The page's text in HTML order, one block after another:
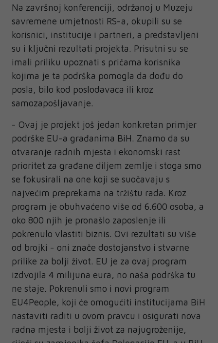
Na završnoj konferenciji, održanoj u Muzeju
savremene umjetnosti RS-a, okupili su se
korisnici, institucije i partneri, a predstavljeni
su i ključni rezultati projekta. Prisutni su se
imali priliku upoznati s pričama korisnika
kojima je ta podrška pomogla da dođu do
posla, bilo kod poslodavaca ili kroz
samozapošljavanje.
- Ovaj je projekt još jedan konkretan primjer
podrške EU-a građanima BiH. Znamo da su
otvaranje radnih mjesta i ekonomski rast
prioritet za građane diljem zemlje i stoga smo
se fokusirali na one koji se suočavaju s
najvećim preprekama na tržištu rada. Kroz
program je obuhvaćeno više od 6.600 osoba, a
oko 800 njih je pronašlo zaposlenje ili
pokrenulo vlastiti biznis. Ovi rezultati su više
od brojki - oni znače dostojanstvo i stvarne
prilike za bolji život. EU je za ovaj program
izdvojila 4 milijuna eura, no naša podrška tu
ne staje. Pokrenuli smo i novi program
EU4People, koji će omogućiti institucijama BiH
nastaviti raditi u ovom pravcu i osigurati nova
radna mjesta i bolji život za najugroženije,